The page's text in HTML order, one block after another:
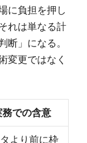
に負担を押し
れは単なる計
断」になる。
変更ではなく
務での含意
より前に枠